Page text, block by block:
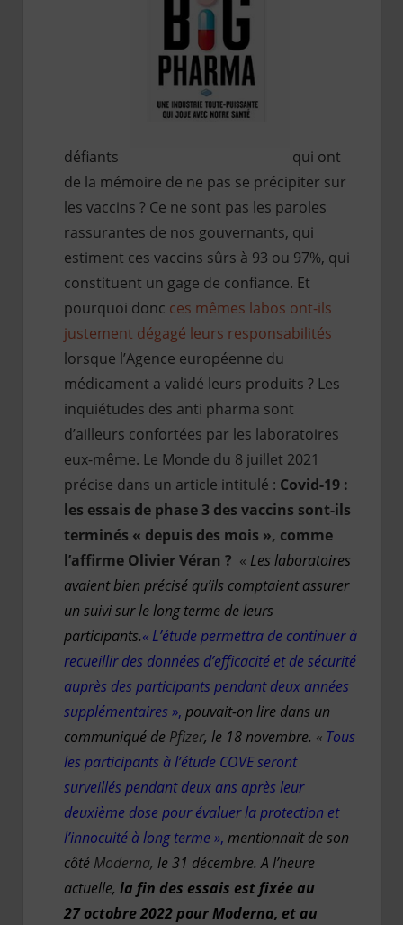
défiants
qui ont
de la mémoire de ne pas se précipiter sur
les vaccins ? Ce ne sont pas les paroles
rassurantes de nos gouvernants, qui
estiment ces vaccins sûrs à 93 ou 97%, qui
constituent un gage de confiance. Et
pourquoi donc ces mêmes labos ont-ils
justement dégagé leurs responsabilités
lorsque l’Agence européenne du
médicament a validé leurs produits ? Les
inquiétudes des anti pharma sont
d’ailleurs confortées par les laboratoires
eux-même. Le Monde du 8 juillet 2021
précise dans un article intitulé : Covid-19 :
les essais de phase 3 des vaccins sont-ils
terminés « depuis des mois », comme
l’affirme Olivier Véran ? « Les laboratoires
avaient bien précisé qu’ils comptaient assurer
un suivi sur le long terme de leurs
participants.« L’étude permettra de continuer à
recueillir des données d’efficacité et de sécurité
auprès des participants pendant deux années
supplémentaires », pouvait-on lire dans un
communiqué de Pfizer, le 18 novembre. « Tous
les participants à l’étude COVE seront
surveillés pendant deux ans après leur
deuxième dose pour évaluer la protection et
l’innocuité à long terme », mentionnait de son
côté Moderna, le 31 décembre. A l’heure
actuelle, la fin des essais est fixée au
27 octobre 2022 pourModerna, et au